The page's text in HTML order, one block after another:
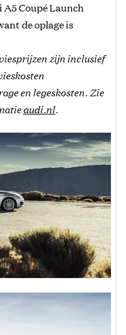
A5 Coupé Launch
de oplage is
zijn inclusief
en legeskosten. Zie
audi.nl.